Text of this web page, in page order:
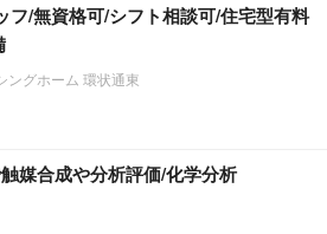
フ/無資格可/シフト相談可/住宅型有料
ングホーム 環状通東
媒合成や分析評価/化学分析